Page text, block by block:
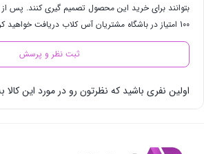
بتوانند برای خرید این محصول تصمیم گیری کنند. پس از
100 امتیاز در باشگاه مشتریان آس کلاب دریافت خواهید کرد.
ثبت نظر و پرسش
اولین نفری باشید که نظرتون رو در مورد این کالا